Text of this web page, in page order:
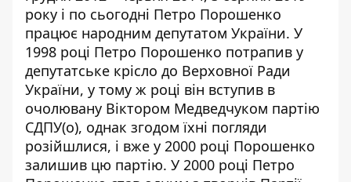
року і по сьогодні Петро Порошенко
працює народним депутатом України. У
1998 році Петро Порошенко потрапив у
депутатське крісло до Верховної Ради
України, у тому ж році він вступив в
очолювану Віктором Медведчуком партію
СДПУ(о), однак згодом їхні погляди
розійшлися, і вже у 2000 році Порошенко
залишив цю партію. У 2000 році Петро